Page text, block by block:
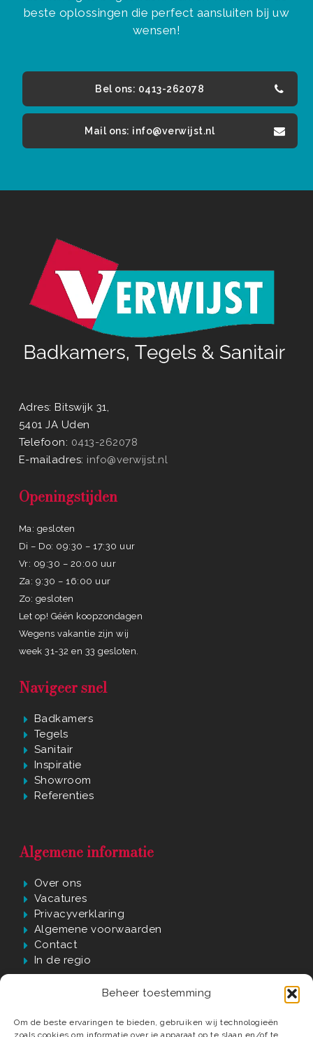
Beheer toestemming
Om de beste ervaringen te bieden, gebruiken wij technologieën
zoals cookies om informatie over je apparaat op te slaan en/of te
beste oplossingen die perfect aansluiten bij uw
wensen!
Bel ons: 0413-262078
Mail ons: info@verwijst.nl
Adres: Bitswijk 31,
5401 JA Uden
Telefoon: 0413-262078
E-mailadres: info@verwijst.nl
Openingstijden
Ma: gesloten
Di – Do: 09:30 – 17:30 uur
Vr: 09:30 – 20:00 uur
Za: 9:30 – 16:00 uur
Zo: gesloten
Let op! Géén koopzondagen
Wegens vakantie zijn wij
week 31-32 en 33 gesloten.
Navigeer snel
Badkamers
Tegels
Sanitair
Inspiratie
Showroom
Referenties
Algemene informatie
Over ons
Vacatures
Privacyverklaring
Algemene voorwaarden
Contact
In de regio
Waarom Verwijst?